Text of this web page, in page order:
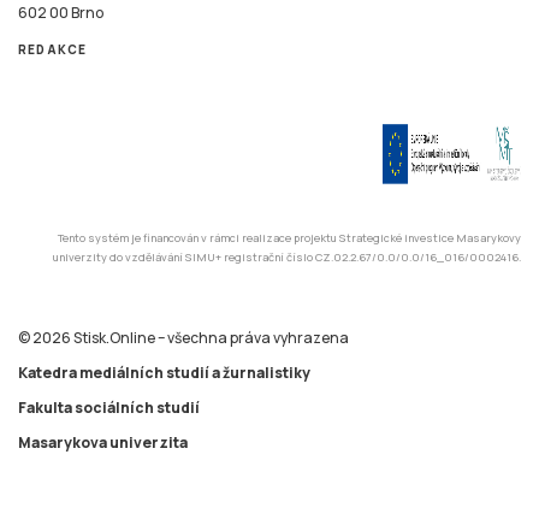
602 00 Brno
REDAKCE
Tento systém je financován v rámci realizace projektu Strategické investice Masarykovy
univerzity do vzdělávání SIMU+ registrační číslo CZ.02.2.67/0.0/0.0/16_016/0002416.
© 2026 Stisk.Online – všechna práva vyhrazena
Katedra mediálních studií a žurnalistiky
Fakulta sociálních studií
Masarykova univerzita